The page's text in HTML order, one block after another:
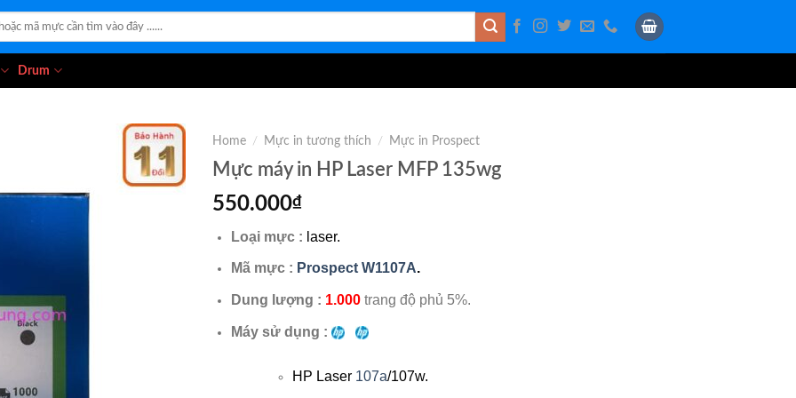
Drum
Home / Mực in tương thích / Mực in Prospect
Mực máy in HP Laser MFP 135wg
550.000₫
Loại mực : laser.
Mã mực : Prospect W1107A.
Dung lượng : 1.000trang độ phủ 5%.
Máy sử dụng :
HP Laser 107a/107w.